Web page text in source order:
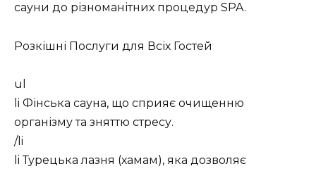
сауни до різноманітних процедур SPA.
Розкішні Послуги для Всіх Гостей
ul
li Фінська сауна, що сприяє очищенню
організму та зняттю стресу.
/li
li Турецька лазня (хамам), яка дозволяє